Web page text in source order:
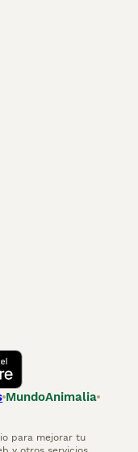
MundoAnimalia
para mejorar tu